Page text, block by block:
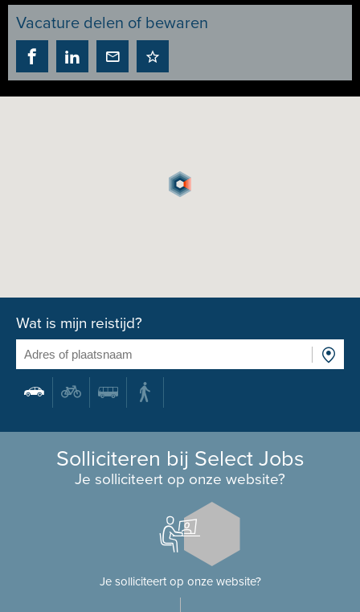
Vacature delen of bewaren
Wat is mijn reistijd?
Solliciteren bij Select Jobs
Je solliciteert op onze website?
Je solliciteert op onze website?